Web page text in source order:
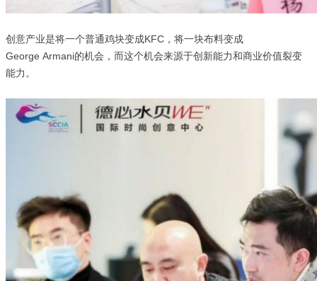
创意产业是将一个普通鸡块变成KFC，将一块布料变成
George Armani的机会，而这个机会来源于创新能力和商业价值裂变
能力。